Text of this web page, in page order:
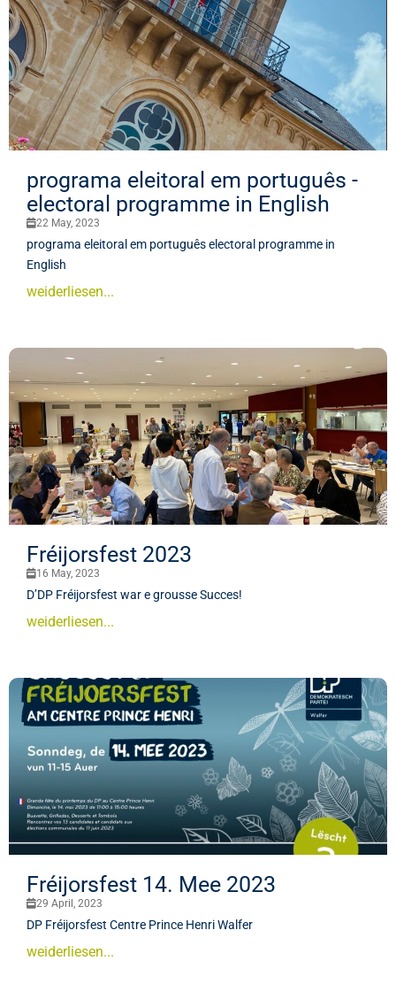
programa eleitoral em português -
electoral programme in English
22 May, 2023
programa eleitoral em português electoral programme in
English
weiderliesen...
Fréijorsfest 2023
16 May, 2023
D’DP Fréijorsfest war e grousse Succes!
weiderliesen...
Fréijorsfest 14. Mee 2023
29 April, 2023
DP Fréijorsfest Centre Prince Henri Walfer
weiderliesen...